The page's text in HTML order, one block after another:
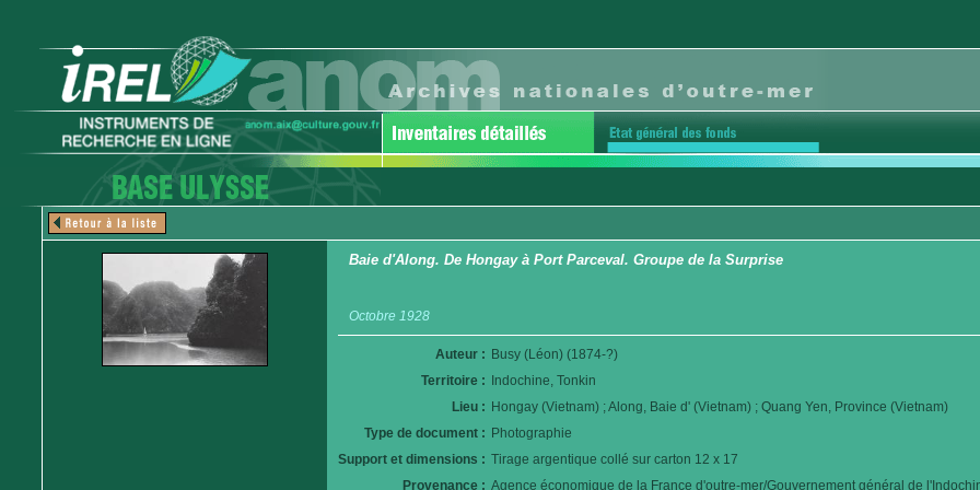
Baie d'Along. De Hongay à Port Parceval. Groupe de la Surprise
Octobre 1928
Auteur : Busy (Léon) (1874-?)
Territoire :
Indochine, Tonkin
Lieu : Hongay (Vietnam) ; Along, Baie d' (Vietnam) ; Quang Yen, Province (Vietnam)
Type de document : Photographie
Support et dimensions : Tirage argentique collé sur carton 12 x 17
Provenance : Agence économique de la France d'outre-mer/Gouvernement général de